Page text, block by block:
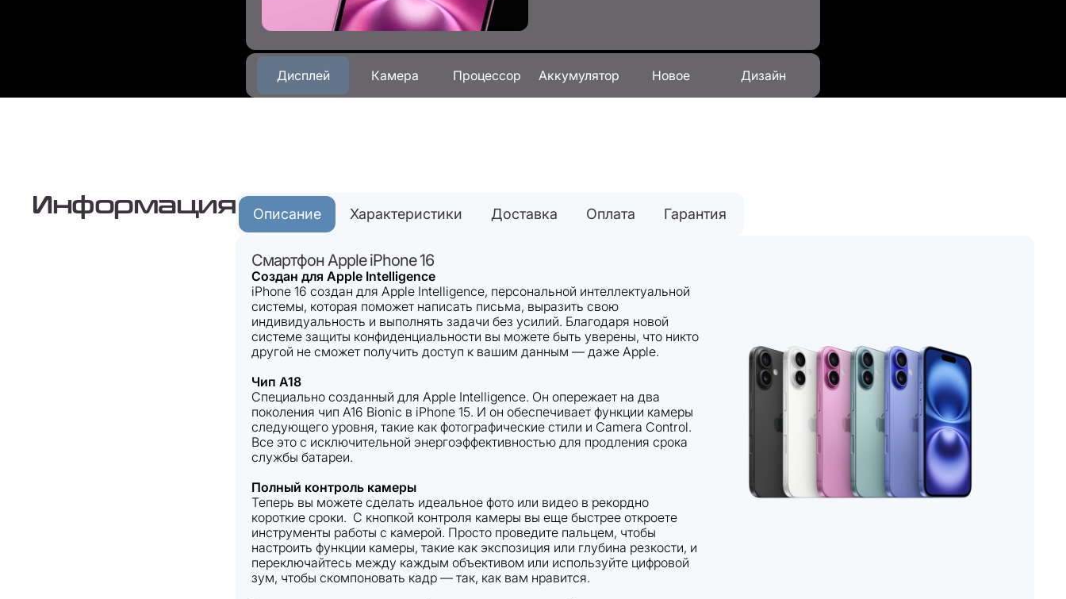
Дисплей Камера Процессор Аккумулятор Новое Дизайн
Информация Описание Характеристики Доставка Оплата Гарантия
Смартфон Apple iPhone 16
Создан для Apple Intelligence
iPhone 16 создан для Apple Intelligence, персональной интеллектуальной
системы, которая поможет написать письма, выразить свою
индивидуальность и выполнять задачи без усилий. Благодаря новой
системе защиты конфиденциальности вы можете быть уверены, что никто
другой не сможет получить доступ к вашим данным — даже Apple.
Чип A18
Специально созданный для Apple Intelligence. Он опережает на два
поколения чип A16 Bionic в iPhone 15. И он обеспечивает функции камеры
следующего уровня, такие как фотографические стили и Camera Control.
Все это с исключительной энергоэффективностью для продления срока
службы батареи.
Полный контроль камеры
Теперь вы можете сделать идеальное фото или видео в рекордно
короткие сроки. С кнопкой контроля камеры вы еще быстрее откроете
инструменты работы с камерой. Просто проведите пальцем, чтобы
настроить функции камеры, такие как экспозиция или глубина резкости, и
переключайтесь между каждым объективом или используйте цифровой
зум, чтобы скомпоновать кадр — так, как вам нравится.